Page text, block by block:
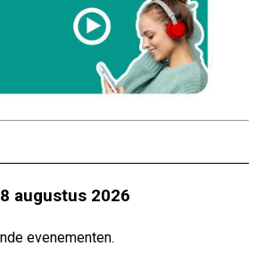
8 augustus 2026
evenementen.